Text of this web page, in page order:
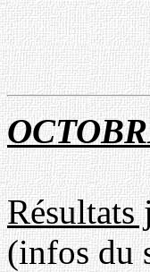
(infos du